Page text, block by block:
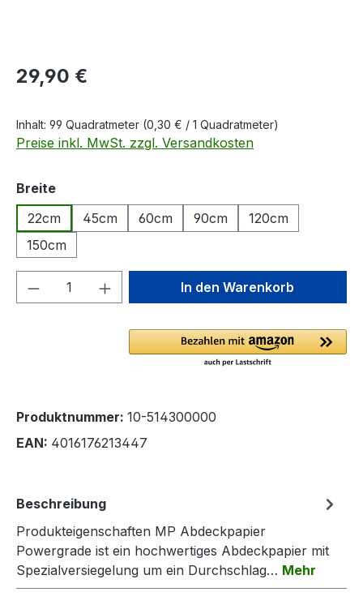
Regulärer Preis:
29,90 €
Inhalt: 99 Quadratmeter (0,30 € / 1 Quadratmeter)
Preise inkl. MwSt. zzgl. Versandkosten
Breiteauswählen
22cm
45cm 60cm 90cm
120cm
150cm
Produkt Anzahl: Gib denIn den Warenkorb
Produktnummer: 10-514300000
EAN: 4016176213447
Beschreibung
Produkteigenschaften MP Abdeckpapier
Powergrade ist ein hochwertiges Abdeckpapier mit
Spezialversiegelung um ein Durchschlag… Mehr